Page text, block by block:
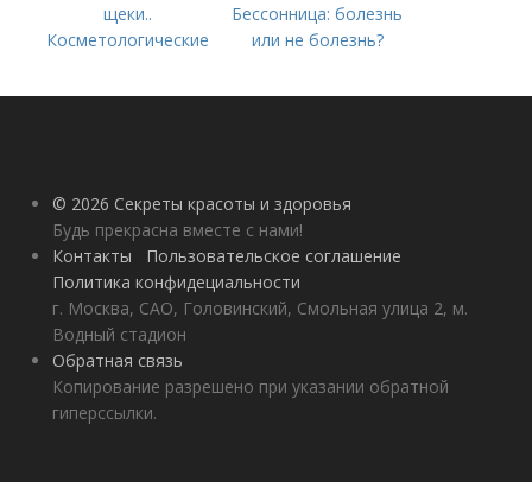
щеки..
Косметологические
Бессонница: болезнь
или не болезнь?
© 2026 Секреты красоты и здоровья
Будь прекрасна вместе с нами!
Контакты
Пользовательское соглашение
Политика конфидециальности
г. Москва, САО, Головинский, Смольная улица 2, м.
Водный стадион
Обратная связь
Копирование разрешено при указании обратной
гиперссылки.